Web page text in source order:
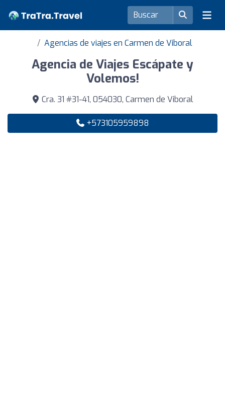
Agencias de viajes en Carmen de Viboral
Agencia de Viajes Escápate y
Volemos!
Cra. 31 #31-41, 054030, Carmen de Viboral
+573105959898